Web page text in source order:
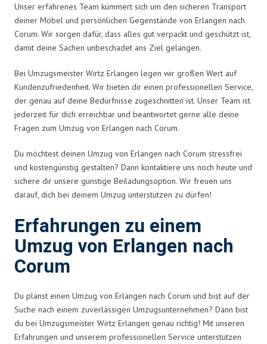
Unser erfahrenes Team kümmert sich um den sicheren Transport
deiner Möbel und persönlichen Gegenstände von Erlangen nach
Corum. Wir sorgen dafür, dass alles gut verpackt und geschützt ist,
damit deine Sachen unbeschadet ans Ziel gelangen.
Bei Umzugsmeister Wirtz Erlangen legen wir großen Wert auf
Kundenzufriedenheit. Wir bieten dir einen professionellen Service,
der genau auf deine Bedürfnisse zugeschnitten ist. Unser Team ist
jederzeit für dich erreichbar und beantwortet gerne alle deine
Fragen zum Umzug von Erlangen nach Corum.
Du möchtest deinen Umzug von Erlangen nach Corum stressfrei
und kostengünstig gestalten? Dann kontaktiere uns noch heute und
sichere dir unsere günstige Beiladungsoption. Wir freuen uns
darauf, dich bei deinem Umzug unterstützen zu dürfen!
Erfahrungen zu einem
Umzug von Erlangen nach
Corum
Du planst einen Umzug von Erlangen nach Corum und bist auf der
Suche nach einem zuverlässigen Umzugsunternehmen? Dann bist
du bei Umzugsmeister Wirtz Erlangen genau richtig! Mit unseren
Erfahrungen und unserem professionellen Service unterstützen